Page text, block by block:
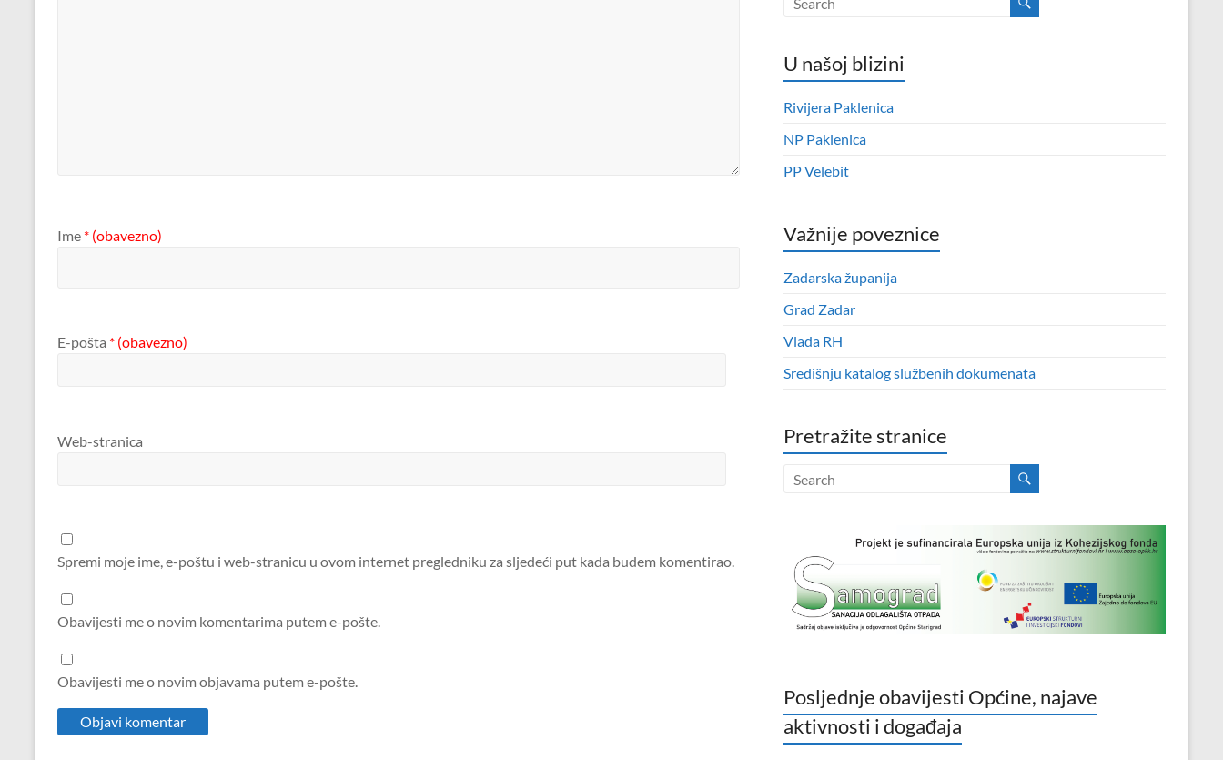
Ime * (obavezno)
E-pošta * (obavezno)
Web-stranica
Spremi moje ime, e-poštu i web-stranicu u ovom internet pregledniku za sljedeći put kada budem komentirao.
Obavijesti me o novim komentarima putem e-pošte.
Obavijesti me o novim objavama putem e-pošte.
U našoj blizini
Rivijera Paklenica
NP Paklenica
PP Velebit
Važnije poveznice
Zadarska županija
Grad Zadar
Vlada RH
Središnju katalog službenih dokumenata
Pretražite stranice
Posljednje obavijesti Općine, najave
aktivnosti i događaja